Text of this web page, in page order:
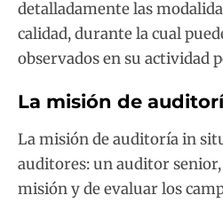
detalladamente las
calidad, durante la cual
observados en su actividad
La misión de
La misión de auditoría in
auditores: un auditor senior,
misión y de evaluar los